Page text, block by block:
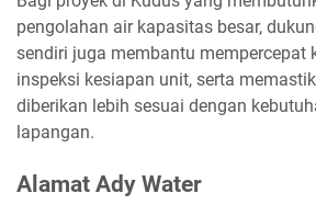
pengolahan air kapasitas besar,
sendiri juga membantu mempercepat
inspeksi kesiapan unit, serta
diberikan lebih sesuai dengan
lapangan.
Alamat Ady Water